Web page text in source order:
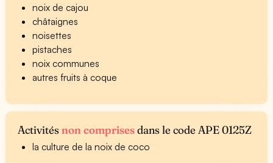
noix de cajou
châtaignes
noisettes
pistaches
noix communes
autres fruits à coque
Activitésnon comprisesdans le code APE 0125Z
la culture de la noix de coco